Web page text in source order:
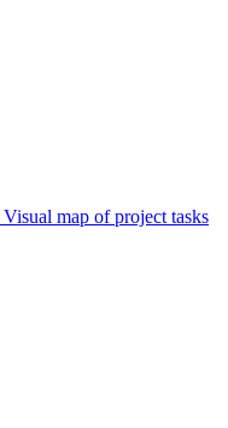
Visual map of project tasks